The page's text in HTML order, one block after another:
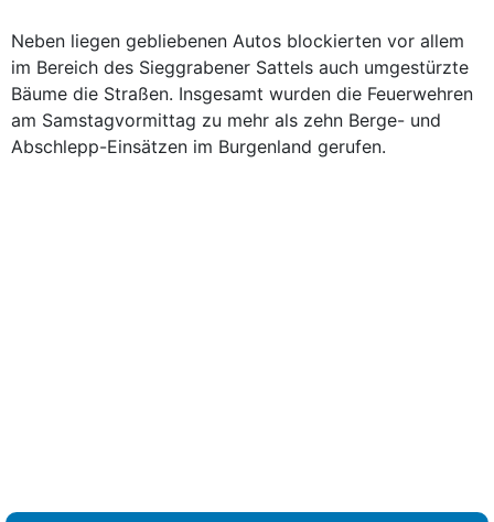
Neben liegen gebliebenen Autos blockierten vor allem
im Bereich des Sieggrabener Sattels auch umgestürzte
Bäume die Straßen. Insgesamt wurden die Feuerwehren
am Samstagvormittag zu mehr als zehn Berge- und
Abschlepp-Einsätzen im Burgenland gerufen.